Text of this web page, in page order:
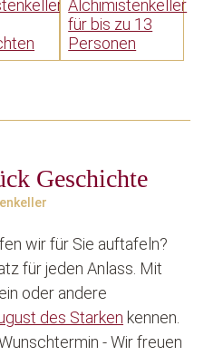
Geschichte
wir für Sie auftafeln?
für jeden Anlass. Mit
oder andere
des Starken kennen.
- Wir freuen